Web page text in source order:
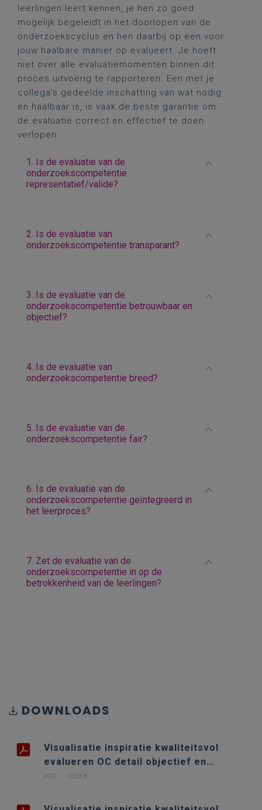
leerlingen leert kennen, je hen zo goed
mogelijk begeleidt in het doorlopen van de
onderzoekscyclus en hen daarbij op een voor
jouw haalbare manier op evalueert. Je hoeft
niet over alle evaluatiemomenten binnen dit
proces uitvoerig te rapporteren. Een met je
collega’s gedeelde inschatting van wat nodig
en haalbaar is, is vaak de beste garantie om
de evaluatie correct en effectief te doen
verlopen.
1. Is de evaluatie van de
onderzoekscompetentie
representatief/valide?
2. Is de evaluatie van
onderzoekscompetentie transparant?
3. Is de evaluatie van de
onderzoekscompetentie betrouwbaar en
objectief?
4. Is de evaluatie van
onderzoekscompetentie breed?
5. Is de evaluatie van de
onderzoekscompetentie fair?
6. Is de evaluatie van de
onderzoekscompetentie geïntegreerd in
het leerproces?
7. Zet de evaluatie van de
onderzoekscompetentie in op de
betrokkenheid van de leerlingen?
DOWNLOADS
Visualisatie inspiratie kwaliteitsvol
evalueren OC detail objectief en
betrouwbaar
PDF 103KB